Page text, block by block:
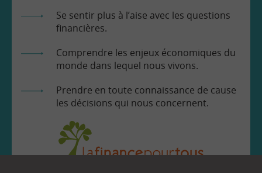
Se sentir plus à l’aise avec les questions
financières.
Comprendre les enjeux économiques du
monde dans lequel nous vivons.
Prendre en toute connaissance de cause
les décisions qui nous concernent.